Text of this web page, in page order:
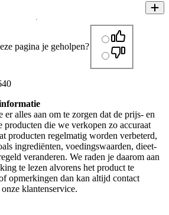
pagina je geholpen?
alles aan om te zorgen dat de prijs- en
producten die we verkopen zo accuraat
producten regelmatig worden verbeterd,
ingrediënten, voedingswaarden, dieet-
veranderen. We raden je daarom aan
te lezen alvorens het product te
opmerkingen dan kan altijd contact
klantenservice.